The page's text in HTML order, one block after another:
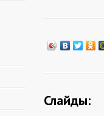
Слайды: